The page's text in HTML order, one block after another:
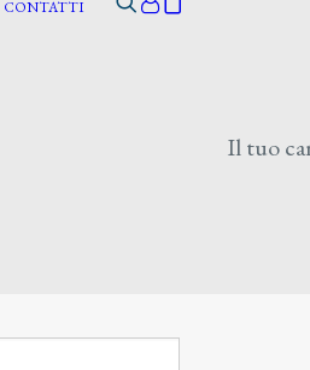
CONTATTI
Il tuo